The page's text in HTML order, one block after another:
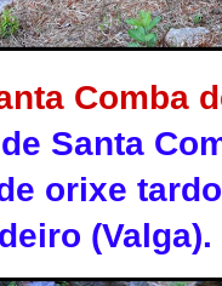
Comba
Santa
orixe
(Valga).